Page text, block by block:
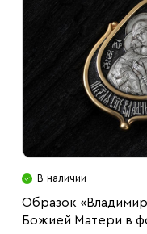
В наличии
Образок
Божией Матери в